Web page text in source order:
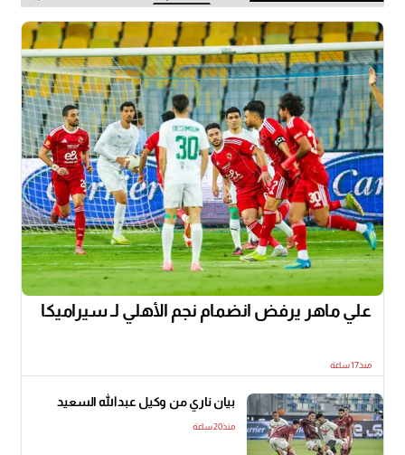
علي ماهر يرفض انضمام نجم الأهلي لـ سيراميكا
منذ17 ساعة
بيان ناري من وكيل عبدالله السعيد
منذ20 ساعة